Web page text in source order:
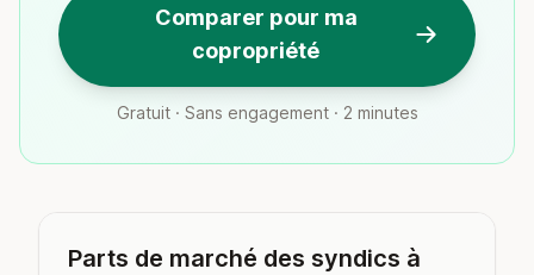
Comparer pour ma
copropriété
Gratuit · Sans engagement · 2 minutes
Parts de marché des syndics à